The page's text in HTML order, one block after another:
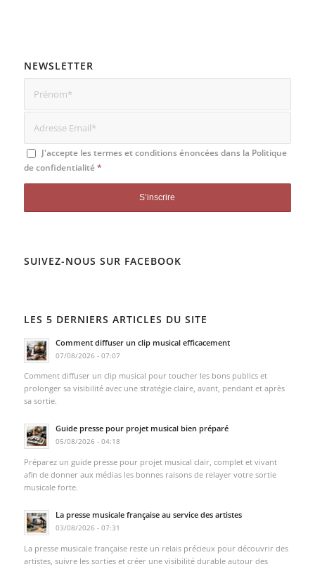
NEWSLETTER
J'accepte les termes et conditions énoncées dans la Politique
de confidentialité *
SUIVEZ-NOUS SUR FACEBOOK
LES 5 DERNIERS ARTICLES DU SITE
Comment diffuser un clip musical efficacement
07/08/2026 - 07:07
Comment diffuser un clip musical pour toucher les bons publics et
prolonger sa visibilité avec une stratégie claire, avant, pendant et après
sa sortie.
Guide presse pour projet musical bien préparé
05/08/2026 - 04:18
Préparez un guide presse pour projet musical clair, complet et vivant
afin de donner aux médias les bonnes raisons de relayer votre sortie
musicale forte.
La presse musicale française au service des artistes
03/08/2026 - 07:31
La presse musicale française reste un relais précieux pour découvrir des
artistes, suivre les sorties et créer une visibilité durable autour des